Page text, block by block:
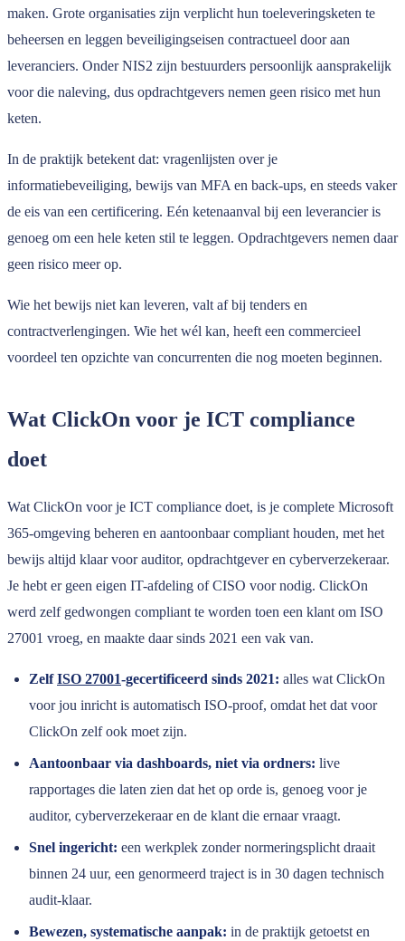
maken. Grote organisaties zijn verplicht hun toeleveringsketen te
beheersen en leggen beveiligingseisen contractueel door aan
leveranciers. Onder NIS2 zijn bestuurders persoonlijk aansprakelijk
voor die naleving, dus opdrachtgevers nemen geen risico met hun
keten.
In de praktijk betekent dat: vragenlijsten over je
informatiebeveiliging, bewijs van MFA en back-ups, en steeds vaker
de eis van een certificering. Eén ketenaanval bij een leverancier is
genoeg om een hele keten stil te leggen. Opdrachtgevers nemen daar
geen risico meer op.
Wie het bewijs niet kan leveren, valt af bij tenders en
contractverlengingen. Wie het wél kan, heeft een commercieel
voordeel ten opzichte van concurrenten die nog moeten beginnen.
Wat ClickOn voor je ICT compliance
doet
Wat ClickOn voor je ICT compliance doet, is je complete Microsoft
365-omgeving beheren en aantoonbaar compliant houden, met het
bewijs altijd klaar voor auditor, opdrachtgever en cyberverzekeraar.
Je hebt er geen eigen IT-afdeling of CISO voor nodig. ClickOn
werd zelf gedwongen compliant te worden toen een klant om ISO
27001 vroeg, en maakte daar sinds 2021 een vak van.
ZelfISO 27001-gecertificeerd sinds 2021: alles wat ClickOn
voor jou inricht is automatisch ISO-proof, omdat het dat voor
ClickOn zelf ook moet zijn.
Aantoonbaar via dashboards, niet via ordners: live
rapportages die laten zien dat het op orde is, genoeg voor je
auditor, cyberverzekeraar en de klant die ernaar vraagt.
Snel ingericht: een werkplek zonder normeringsplicht draait
binnen 24 uur, een genormeerd traject is in 30 dagen technisch
audit-klaar.
Bewezen, systematische aanpak: in de praktijk getoetst en